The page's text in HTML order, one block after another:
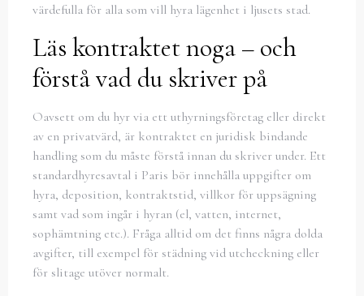
värdefulla för alla som vill hyra lägenhet i ljusets stad.
Läs kontraktet noga – och
förstå vad du skriver på
Oavsett om du hyr via ett uthyrningsföretag eller direkt
av en privatvärd, är kontraktet en juridisk bindande
handling som du måste förstå innan du skriver under. Ett
standardhyresavtal i Paris bör innehålla uppgifter om
hyra, deposition, kontraktstid, villkor för uppsägning
samt vad som ingår i hyran (el, vatten, internet,
sophämtning etc.). Fråga alltid om det finns några dolda
avgifter, till exempel för städning vid utcheckning eller
för slitage utöver normalt.